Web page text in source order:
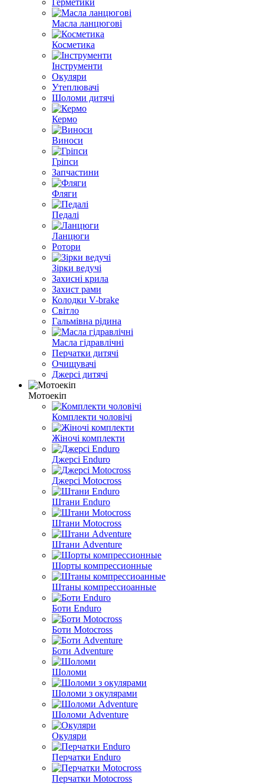
Масла ланцюгові
Косметика
Інструменти
Окуляри
Утеплювачі
Шоломи дитячі
Кермо
Виноси
Гріпси
Запчастини
Фляги
Педалі
Ланцюги
Ротори
Зірки ведучі
Захисні крила
Захист рами
Колодки V-brake
Світло
Гальмівна рідина
Масла гідравлічні
Перчатки дитячі
Очищувачi
Джерсі дитячі
Мотоекіп
Комплекти чоловічі
Жіночі комплекти
Джерсі Enduro
Джерсі Motocross
Штани Enduro
Штани Motocross
Штани Adventure
Шорты компрессионные
Штаны компрессиоанные
Боти Enduro
Боти Motocross
Боти Adventure
Шоломи
Шоломи з окулярами
Шоломи Adventure
Окуляри
Перчатки Enduro
Перчатки Motocross